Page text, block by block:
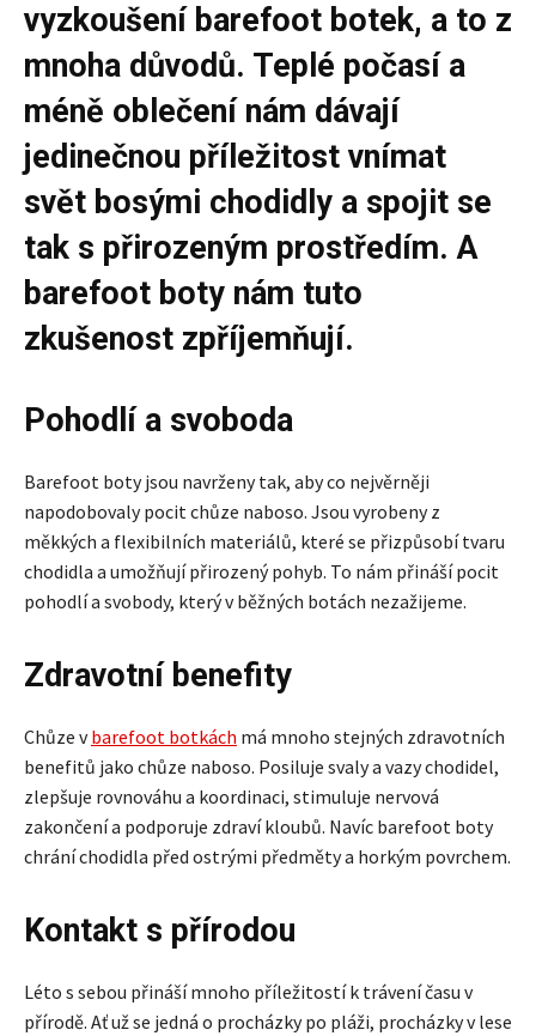
vyzkoušení barefoot botek, a to z
mnoha důvodů. Teplé počasí a
méně oblečení nám dávají
jedinečnou příležitost vnímat
svět bosými chodidly a spojit se
tak s přirozeným prostředím. A
barefoot boty nám tuto
zkušenost zpříjemňují.
Pohodlí a svoboda
Barefoot boty jsou navrženy tak, aby co nejvěrněji
napodobovaly pocit chůze naboso. Jsou vyrobeny z
měkkých a flexibilních materiálů, které se přizpůsobí tvaru
chodidla a umožňují přirozený pohyb. To nám přináší pocit
pohodlí a svobody, který v běžných botách nezažijeme.
Zdravotní benefity
Chůze vbarefoot botkách má mnoho stejných zdravotních
benefitů jako chůze naboso. Posiluje svaly a vazy chodidel,
zlepšuje rovnováhu a koordinaci, stimuluje nervová
zakončení a podporuje zdraví kloubů. Navíc barefoot boty
chrání chodidla před ostrými předměty a horkým povrchem.
Kontakt s přírodou
Léto s sebou přináší mnoho příležitostí k trávení času v
přírodě. Ať už se jedná o procházky po pláži, procházky v lese